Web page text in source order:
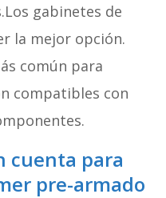
gabinetes de
la mejor opción.
común para
compatibles con
cuenta para
pre-armado